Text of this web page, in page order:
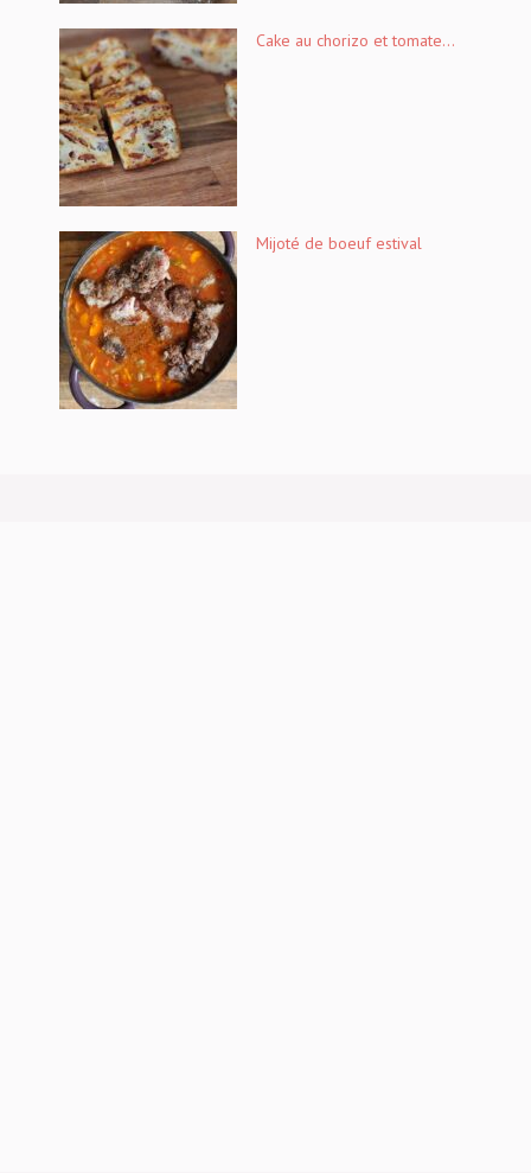
Cake au chorizo et tomate...
Mijoté de boeuf estival